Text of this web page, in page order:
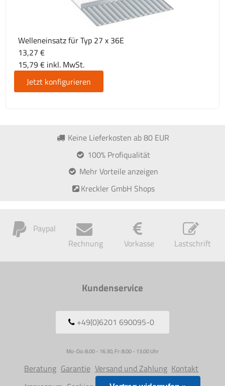
Welleneinsatz für Typ 27 x 36E
13,27 €
15,79 € inkl. MwSt.
Jetzt konfigurieren
Keine Lieferkosten ab 80 EUR
100% Profiqualität
Mehr Vorteile anzeigen
Kreckler GmbH Shops
Paypal
Rechnung
Vorkasse Lastschrift
Kundenservice
+49(0)6201 690095-0
Mo-Do: 8.00 - 16.30, Fr: 8.00 - 13.00 Uhr
Beratung Garantie Versand und Zahlung Kontakt